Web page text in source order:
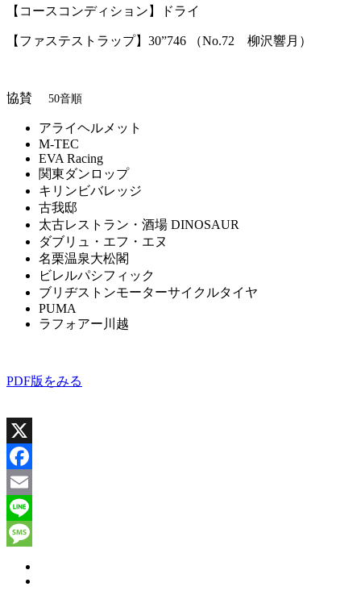
【コースコンディション】ドライ
【ファステストラップ】30”746 （No.72 柳沢響月）
協賛 50音順
アライヘルメット
M-TEC
EVA Racing
関東ダンロップ
キリンビバレッジ
古我邸
太古レストラン・酒場 DINOSAUR
ダブリュ・エフ・エヌ
名栗温泉大松閣
ビレルパシフィック
ブリヂストンモーターサイクルタイヤ
PUMA
ラフォアー川越
PDF版をみる
X
Facebook
Email
Line